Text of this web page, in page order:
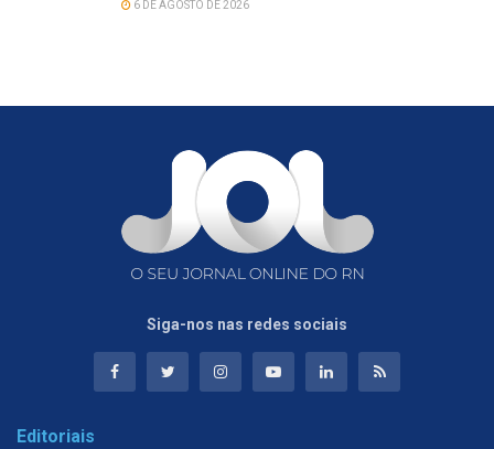
6 DE AGOSTO DE 2026
Siga-nos nas redes sociais
Editoriais